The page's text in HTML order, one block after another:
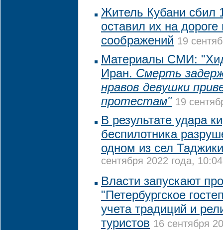
Житель Кубани сбил
оставил их на дороге
соображений 19
Материалы СМИ:
Иран. Смерть
нравов девушки
протестам" 19
В результате удара
беспилотника
одном из сел
сентября 2022 года, 10:04
Власти запускают
"Петербургское
учета традиций и
туристов 16 сентября